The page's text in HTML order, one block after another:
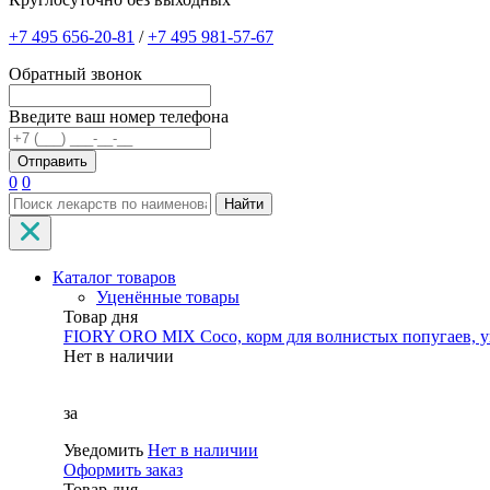
+7 495 656-20-81 /+7 495 981-57-67
Обратный звонок
Введите ваш номер телефона
0 0
Найти
Каталог товаров
Уценённые товары
Товар дня
FIORY ORO MIX Coco, корм для волнистых попугаев,
Нет в наличии
за
Уведомить Нет в наличии
Оформить заказ